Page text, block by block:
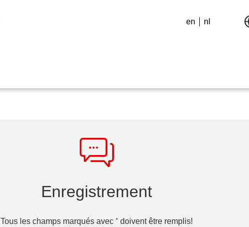
en nl
Enregistrement
Tous les champs marqués avec * doivent être remplis!